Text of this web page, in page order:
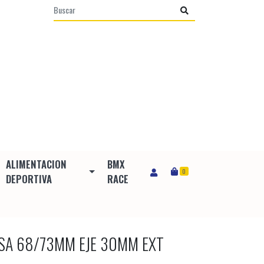
ALIMENTACION
DEPORTIVA
BMX
RACE
0
68/73MM EJE 30MM EXT